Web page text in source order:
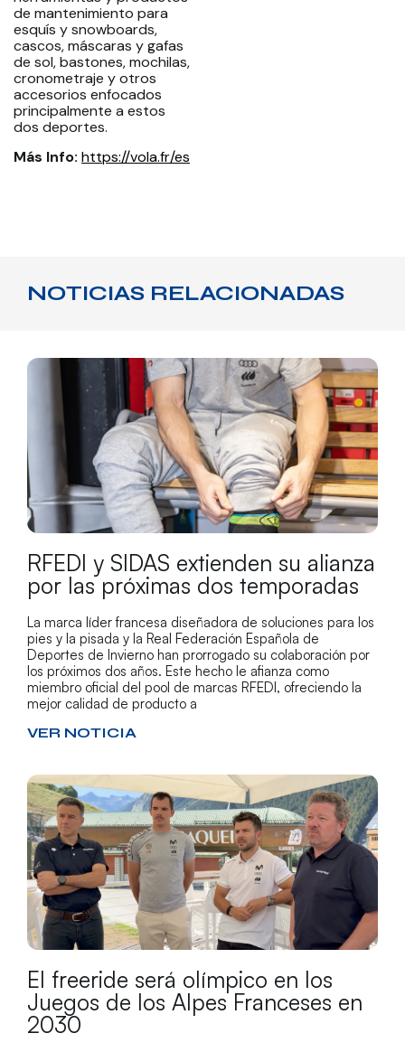
de mantenimiento para
esquís y snowboards,
cascos, máscaras y gafas
de sol, bastones, mochilas,
cronometraje y otros
accesorios enfocados
principalmente a estos
dos deportes.
Más Info: https://vola.fr/es
NOTICIAS RELACIONADAS
RFEDI y SIDAS extienden su alianza
por las próximas dos temporadas
La marca líder francesa diseñadora de soluciones para los
pies y la pisada y la Real Federación Española de
Deportes de Invierno han prorrogado su colaboración por
los próximos dos años. Este hecho le afianza como
miembro oficial del pool de marcas RFEDI, ofreciendo la
mejor calidad de producto a
VER NOTICIA
El freeride será olímpico en los
Juegos de los Alpes Franceses en
2030